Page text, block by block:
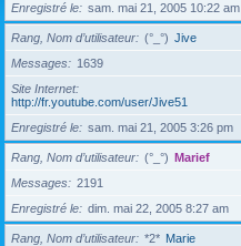
Enregistré le
sam. mai 21, 2005 10:22 am
Rang, Nom d’utilisateur (°_°) Jive
Messages
1639
Site Internet
http://fr.youtube.com/user/Jive51
Enregistré le
sam. mai 21, 2005 3:26 pm
Rang, Nom d’utilisateur (°_°) Marief
Messages
2191
Enregistré le
dim. mai 22, 2005 8:27 am
Rang, Nom d’utilisateur *2* Marie